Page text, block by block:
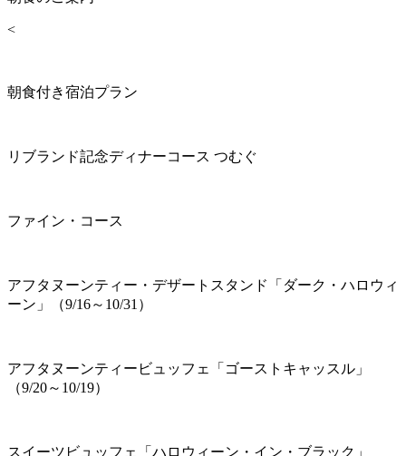
<
朝食付き宿泊プラン
リブランド記念ディナーコース つむぐ
ファイン・コース
アフタヌーンティー・デザートスタンド「ダーク・ハロウィ
ーン」（9/16～10/31）
アフタヌーンティービュッフェ「ゴーストキャッスル」
（9/20～10/19）
スイーツビュッフェ「ハロウィーン・イン・ブラック」